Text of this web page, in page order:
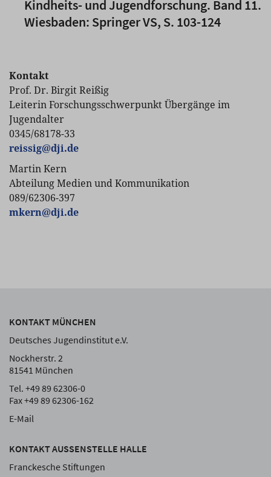
Kindheits- und Jugendforschung. Band 11.
Wiesbaden: Springer VS, S. 103-124
Kontakt
Prof. Dr. Birgit Reißig
Leiterin Forschungsschwerpunkt Übergänge im
Jugendalter
0345/68178-33
reissig@dji.de
Martin Kern
Abteilung Medien und Kommunikation
089/62306-397
mkern@dji.de
KONTAKT MÜNCHEN
Deutsches Jugendinstitut e.V.
Nockherstr. 2
81541 München
Tel. +49 89 62306-0
Fax +49 89 62306-162
E-Mail
KONTAKT AUSSENSTELLE HALLE
Franckesche Stiftungen